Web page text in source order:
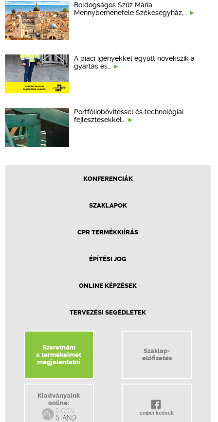
Boldogságos Szűz Mária
Mennybemenetele Székesegyház,…
A piaci igényekkel együtt növekszik a
gyártás és…
Portfólióbővítéssel és technológiai
fejlesztésekkel…
KONFERENCIÁK
SZAKLAPOK
CPR TERMÉKKIÍRÁS
ÉPÍTÉSI JOG
ONLINE KÉPZÉSEK
TERVEZÉSI SEGÉDLETEK
Szeretném
a termékeimet
megjelentetni
Szaklap-
előfizetés
Kiadványaink
online:
ember kedveli